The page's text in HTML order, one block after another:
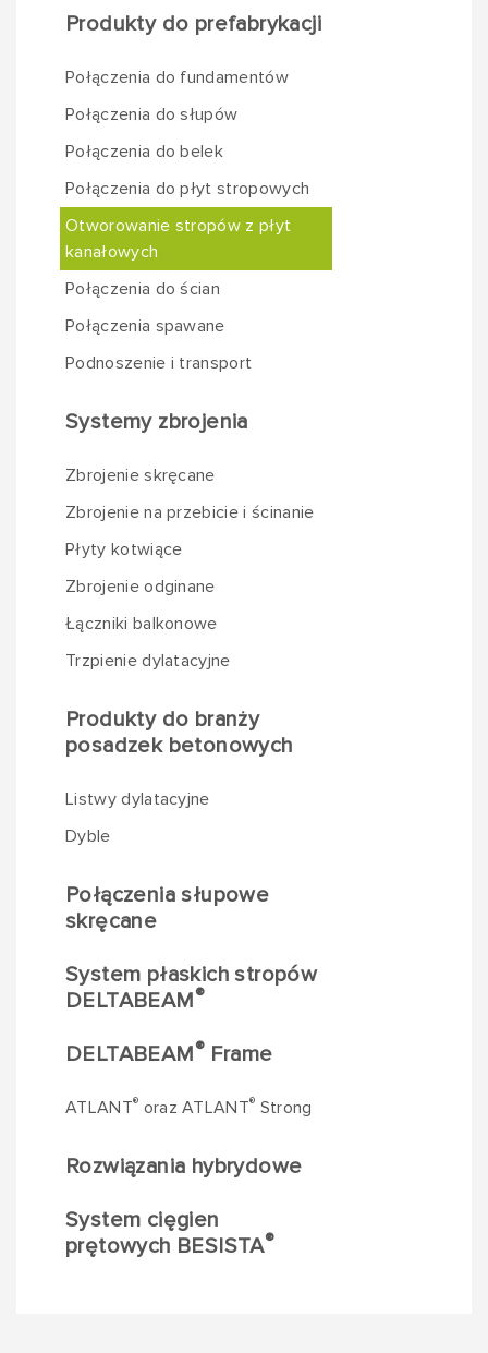
Produkty do prefabrykacji
Połączenia do fundamentów
Połączenia do słupów
Połączenia do belek
Połączenia do płyt stropowych
Otworowanie stropów z płyt
kanałowych
Połączenia do ścian
Połączenia spawane
Podnoszenie i transport
Systemy zbrojenia
Zbrojenie skręcane
Zbrojenie na przebicie i ścinanie
Płyty kotwiące
Zbrojenie odginane
Łączniki balkonowe
Trzpienie dylatacyjne
Produkty do branży
posadzek betonowych
Listwy dylatacyjne
Dyble
Połączenia słupowe
skręcane
System płaskich stropów
DELTABEAM®
DELTABEAM® Frame
ATLANT® oraz ATLANT® Strong
Rozwiązania hybrydowe
System cięgien
prętowych BESISTA®